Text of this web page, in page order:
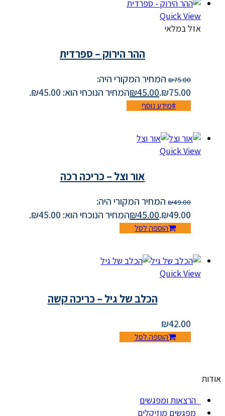
Quick View
אזל במלאי
ההר הירוק – ספרדית
₪75.00
המחיר המקורי היה:
₪75.00.
₪45.00 המחיר הנוכחי הוא: ₪45.00.
מידע נוסף
Quick View
אור וצל – כריכה רכה
₪49.00
המחיר המקורי היה:
₪49.00.
₪45.00 המחיר הנוכחי הוא: ₪45.00.
הוספה לסל
Quick View
הכלב של גיל – כריכה קשה
₪42.00
הוספה לסל
אודות
הרצאות ומפגשים
מפגשים מוזיקלים